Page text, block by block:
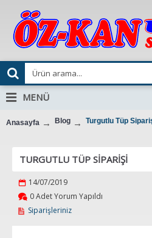
MENÜ
Anasayfa Blog Turgutlu Tüp
TURGUTLU TÜP SIPARIŞI
14/07/2019
0 Adet Yorum Yapıldı
Siparişleriniz